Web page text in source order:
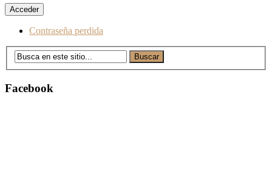
Contraseña perdida
Facebook